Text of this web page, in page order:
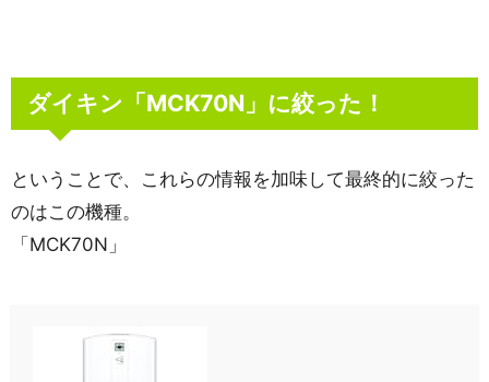
ダイキン「MCK70N」に絞った！
ということで、これらの情報を加味して最終的に絞った
のはこの機種。
「MCK70N」